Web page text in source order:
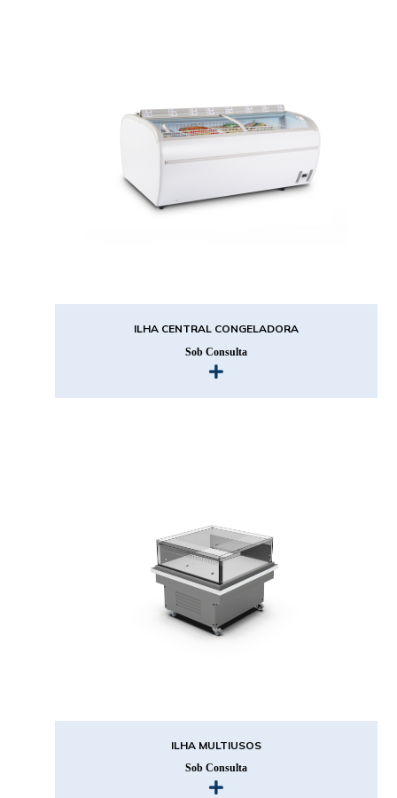
ILHA CENTRAL CONGELADORA
Sob Consulta
ILHA MULTIUSOS
Sob Consulta